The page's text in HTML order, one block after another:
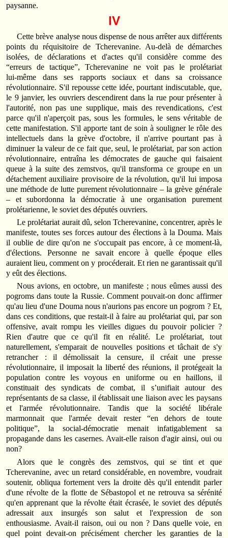
paysanne.
IV
Cette brève analyse nous dispense de nous arrêter aux différents
points du réquisitoire de Tcherevanine. Au‑delà de démarches
isolées, de déclarations et d'actes qu'il considère comme des
“erreurs de tactique”, Tcherevanine ne voit pas le prolétariat
lui‑même dans ses rapports sociaux et dans sa croissance
révolutionnaire. S'il repousse cette idée, pourtant indiscutable, que,
le 9 janvier, les ouvriers descendirent dans la rue pour présenter à
l'autorité, non pas une supplique, mais des revendications, c'est
parce qu'il n'aperçoit pas, sous les formules, le sens véritable de
cette manifestation. S'il apporte tant de soin à souligner le rôle des
intellectuels dans la grève d'octobre, il n'arrive pourtant pas à
diminuer la valeur de ce fait que, seul, le prolétariat, par son action
révolutionnaire, entraîna les démocrates de gauche qui faisaient
queue à la suite des zemstvos, qu'il transforma ce groupe en un
détachement auxiliaire provisoire de la révolution, qu'il lui imposa
une méthode de lutte purement révolutionnaire – la grève générale
– et subordonna la démocratie à une organisation purement
prolétarienne, le soviet des députés ouvriers.
Le prolétariat aurait dû, selon Tcherevanine, concentrer, après le
manifeste, toutes ses forces autour des élections à la Douma. Mais
il oublie de dire qu'on ne s'occupait pas encore, à ce moment-là,
d'élections. Personne ne savait encore à quelle époque elles
auraient lieu, comment on y procéderait. Et rien ne garantissait qu'il
y eût des élections.
Nous avions, en octobre, un manifeste ; nous eûmes aussi des
pogroms dans toute la Russie. Comment pouvait‑on donc affirmer
qu'au lieu d'une Douma nous n'aurions pas encore un pogrom ? Et,
dans ces conditions, que restait‑il à faire au prolétariat qui, par son
offensive, avait rompu les vieilles digues du pouvoir policier ?
Rien d'autre que ce qu'il fit en réalité. Le prolétariat, tout
naturellement, s'emparait de nouvelles positions et tâchait de s'y
retrancher : il démolissait la censure, il créait une presse
révolutionnaire, il imposait la liberté des réunions, il protégeait la
population contre les voyous en uniforme ou en haillons, il
constituait des syndicats de combat, il s’unifiait autour des
représentants de sa classe, il établissait une liaison avec les paysans
et l'armée révolutionnaire. Tandis que la société libérale
marmonnait que l'armée devait rester “en dehors de toute
politique”, la social‑démocratie menait infatigablement sa
propagande dans les casernes. Avait‑elle raison d'agir ainsi, oui ou
non?
Alors que le congrès des zemstvos, qui se tint et que
Tcherevanine, avec un retard considérable, en novembre, voudrait
soutenir, obliqua fortement vers la droite dès qu'il entendit parler
d'une révolte de la flotte de Sébastopol et ne retrouva sa sérénité
qu'en apprenant que la révolte était écrasée, le soviet des députés
adressait aux insurgés son salut et l'expression de son
enthousiasme. Avait‑il raison, oui ou non ? Dans quelle voie, en
quel point devait-on précisément chercher les garanties de la